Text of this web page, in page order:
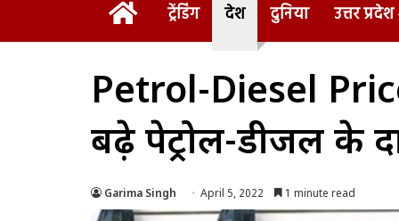
Homeट्रेंडिंग देश दुनिया उत्तर प्रदेश
Petrol-Diesel
बढ़े पेट्रोल-डीजल के
Garima Singh April 5, 2022 1 minute read